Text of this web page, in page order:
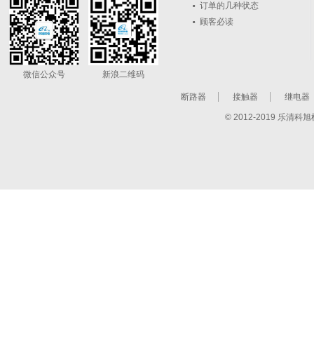
微信公众号 新浪二维码
订单的几种状态
顾客必读
断路器 接触器 继电器
© 2012-2019 乐清科旭